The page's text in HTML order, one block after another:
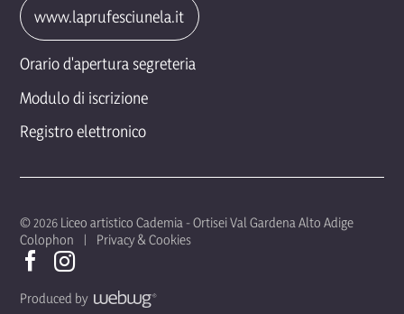
www.laprufesciunela.it
Orario d'apertura segreteria
Modulo di iscrizione
Registro elettronico
© 2026 Liceo artistico Cademia - Ortisei Val Gardena Alto Adige
Colophon
Privacy & Cookies
Produced by